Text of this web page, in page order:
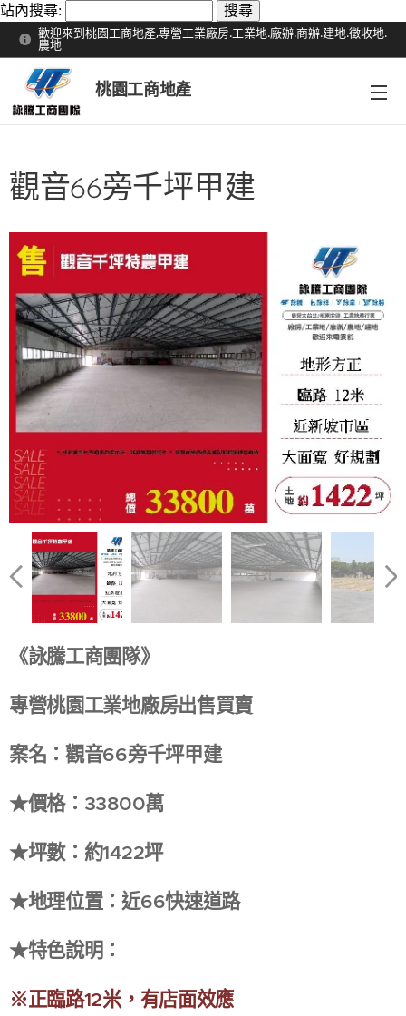
站內搜尋:
歡迎來到桃園工商地產,專營工業廠房.工業地.廠辦.商辦.建地.徵收地.
農地
桃園工商地產
觀音66旁千坪甲建
《詠騰工商團隊》
專營桃園工業地廠房出售買賣
案名：觀音66旁千坪甲建
★價格：33800萬
★坪數：約1422坪
★地理位置：近66快速道路
★特色說明：
※正臨路12米，有店面效應